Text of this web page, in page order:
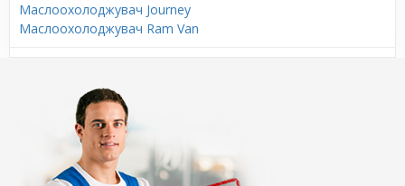
Маслоохолоджувач Journey
Маслоохолоджувач Ram Van